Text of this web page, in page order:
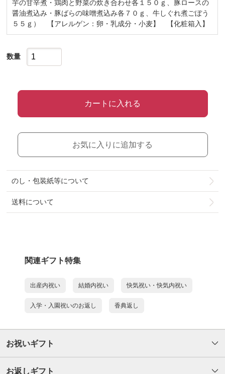
芋の甘辛煮・鶏肉と野菜の炊き合わせ各１５０ｇ、豚ロースの
醤油煮込み・豚ばらの味噌煮込み各７０ｇ、牛しぐれ煮ごぼう
５５ｇ） 【アレルゲン：卵・乳成分・小麦】 【化粧箱入】
数量
カートに入れる
お気に入りに追加する
のし・包装紙等について
送料について
関連ギフト特集
出産内祝い 結婚内祝い 快気祝い・快気内祝い
入学・入園祝いのお返し 香典返し
お祝いギフト
お返しギフト